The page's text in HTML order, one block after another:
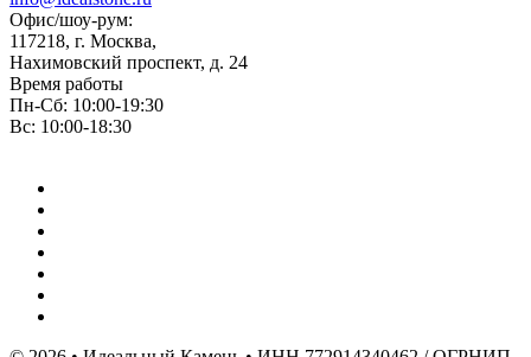
Офис/шоу-рум:
117218, г. Москва,
Нахимовский проспект, д. 24
Время работы
Пн-Сб: 10:00-19:30
Вс: 10:00-18:30